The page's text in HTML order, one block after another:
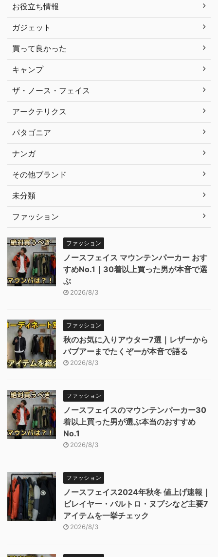
お役立ち情報
ガジェット
買って良かった
キャンプ
ザ・ノース・フェイス
アークテリクス
パタゴニア
ナンガ
その他ブランド
未分類
ファッション
ファッション
ノースフェイス マウンテンパーカー おす
すめNo.1｜30着以上買った男が本音で選
ぶ
2026/8/3
ファッション
秋のお気に入りアウター7選｜レザーから
バブアーまでたくぞーが本音で語る
2026/8/3
ファッション
ノースフェイスのマウンテンパーカー30
着以上買った男が選ぶ本当のおすすめ
No.1
2026/8/3
ファッション
ノースフェイス2024年秋冬 値上げ速報｜
ビレイヤー・バルトロ・ヌプシなど主要7
アイテムを一挙チェック
2026/8/3